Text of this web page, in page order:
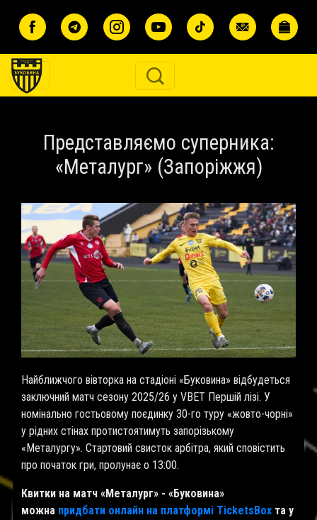
Представляємо суперника:
«Металург» (Запоріжжя)
Найближчого вівторка на стадіоні «Буковина» відбудеться
заключний матч сезону 2025/26 у VBET Першій лізі. У
номінально гостьовому поєдинку 30-го туру «жовто-чорні»
у рідних стінах протистоятимуть запорізькому
«Металургу». Стартовий свисток арбітра, який сповістить
про початок гри, пролунає о 13:00.
Квитки на матч «Металург» - «Буковина»
можна придбати онлайн на платформі TicketsBox та у